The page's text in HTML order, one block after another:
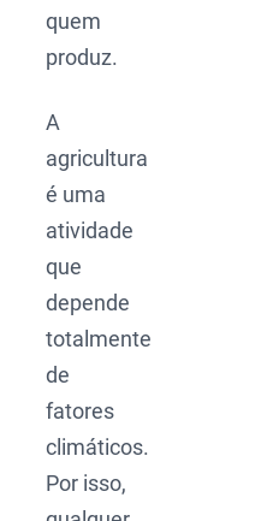
quem
produz.
A
agricultura
é uma
atividade
que
depende
totalmente
de
fatores
climáticos.
Por isso,